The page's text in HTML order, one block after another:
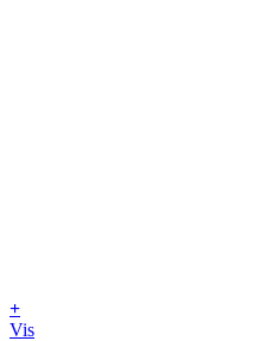
+
Vis